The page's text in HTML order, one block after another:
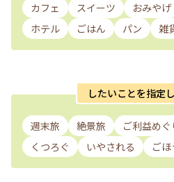
カフェ スイーツ おみやげ
ホテル
ごはん パン 雑
したいことを指定
週末旅 絶景旅 ご利益めぐ
くつろぐ
いやされる ご